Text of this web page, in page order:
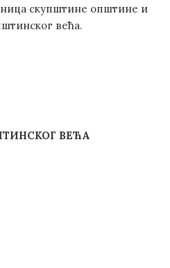
скупштине општине и
већа.
ВЕЋА